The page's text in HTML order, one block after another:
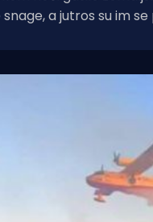
a jutros su im se